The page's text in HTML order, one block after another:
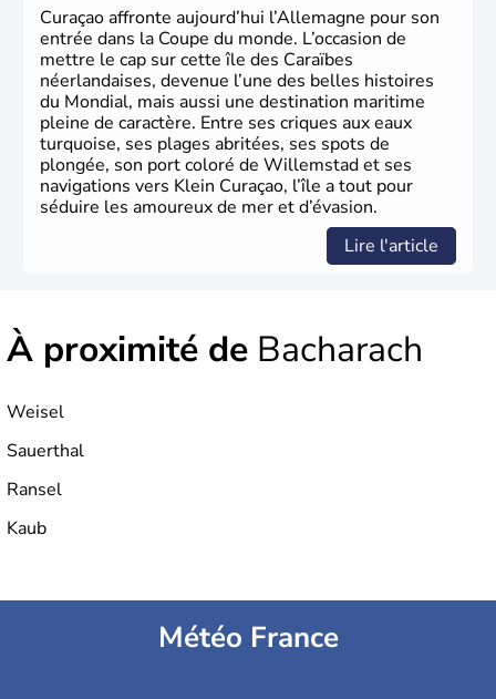
Curaçao affronte aujourd’hui l’Allemagne pour son
entrée dans la Coupe du monde. L’occasion de
mettre le cap sur cette île des Caraïbes
néerlandaises, devenue l’une des belles histoires
du Mondial, mais aussi une destination maritime
pleine de caractère. Entre ses criques aux eaux
turquoise, ses plages abritées, ses spots de
plongée, son port coloré de Willemstad et ses
navigations vers Klein Curaçao, l’île a tout pour
séduire les amoureux de mer et d’évasion.
Lire l'article
À proximité de Bacharach
Weisel
Sauerthal
Ransel
Kaub
Météo France